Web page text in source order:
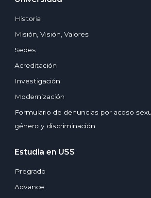
Historia
Misión, Visión, Valores
Sedes
Acreditación
Investigación
Modernización
Formulario de denuncias por acoso
género y discriminación
Estudia en USS
Pregrado
Advance